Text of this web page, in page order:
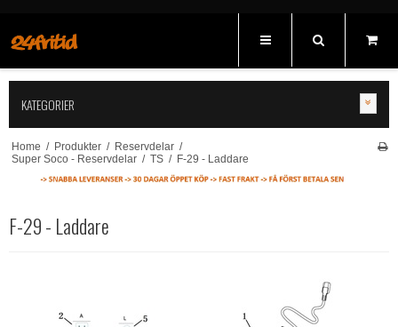
KATEGORIER
Home / Produkter / Reservdelar /
Super Soco - Reservdelar / TS / F-29 - Laddare
F-29 - Laddare